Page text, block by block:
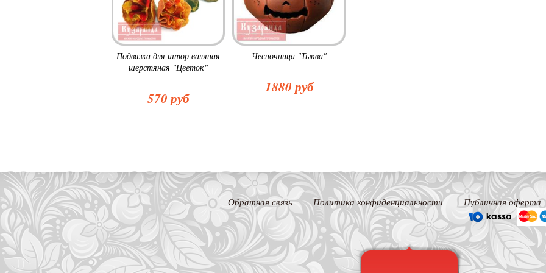
Подвязка для штор валяная
шерстяная "Цветок"
570 руб
Чесночница "Тыква"
1880 руб
Обратная связь Политика конфиденциальности Публичная оферта